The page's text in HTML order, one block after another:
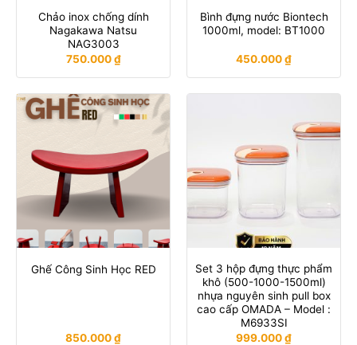
Chảo inox chống dính
Nagakawa Natsu
NAG3003
750.000₫
Bình đựng nước Biontech
1000ml, model: BT1000
450.000₫
Ghế Công Sinh Học RED
850.000₫
Set 3 hộp đựng thực phẩm
khô (500-1000-1500ml)
nhựa nguyên sinh pull box
cao cấp OMADA – Model :
M6933SI
999.000₫